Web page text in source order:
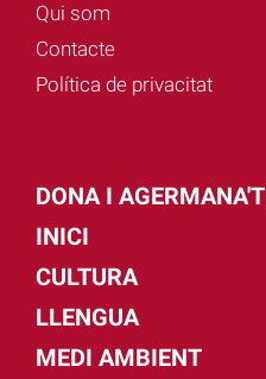
Qui som
Contacte
Política de privacitat
DONA I AGERMANA'T
INICI
CULTURA
LLENGUA
MEDI AMBIENT